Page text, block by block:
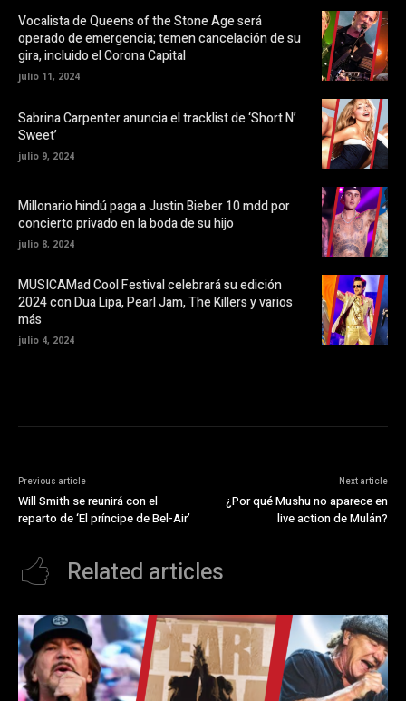
o
k
(
S
e
a
e
n
n
n
t
a
n
a
u
e
v
a
e
n
t
a
n
v
Vocalista de Queens of the Stone Age será
operado de emergencia; temen cancelación de su
gira, incluido el Corona Capital
julio 11, 2024
Sabrina Carpenter anuncia el tracklist de ‘Short N’
Sweet’
julio 9, 2024
Millonario hindú paga a Justin Bieber 10 mdd por
concierto privado en la boda de su hijo
julio 8, 2024
MUSICAMad Cool Festival celebrará su edición
2024 con Dua Lipa, Pearl Jam, The Killers y varios
más
julio 4, 2024
Previous article
Will Smith se reunirá con el
reparto de ‘El príncipe de Bel-Air’
Next article
¿Por qué Mushu no aparece en
live action de Mulán?
Related articles